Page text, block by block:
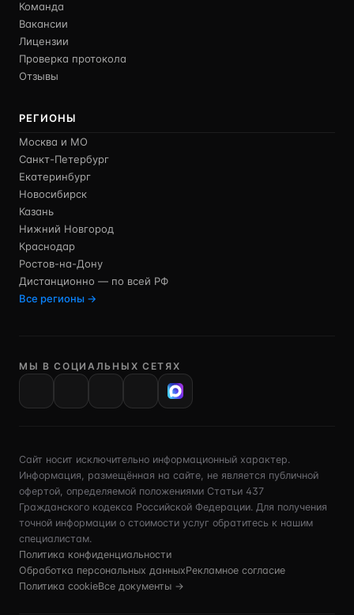
Команда
Вакансии
Лицензии
Проверка протокола
Отзывы
РЕГИОНЫ
Москва и МО
Санкт-Петербург
Екатеринбург
Новосибирск
Казань
Нижний Новгород
Краснодар
Ростов-на-Дону
Дистанционно — по всей РФ
Все регионы →
МЫ В СОЦИАЛЬНЫХ СЕТЯХ
Сайт носит исключительно информационный характер.
Информация, размещённая на сайте, не является публичной
офертой, определяемой положениями Статьи 437
Гражданского кодекса Российской Федерации. Для получения
точной информации о стоимости услуг обратитесь к нашим
специалистам.
Политика конфиденциальности
Обработка персональных данныхРекламное согласие
Политика cookieВсе документы →